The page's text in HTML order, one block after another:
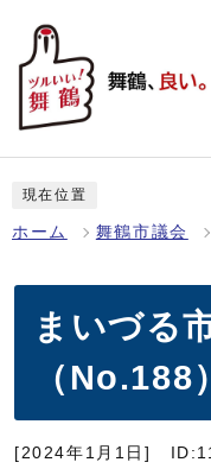
現在位置
ホーム 舞鶴市議会
まいづる
（No.188）
[2024年1月1日]